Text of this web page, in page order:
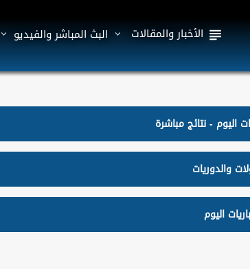
الأخبار والمقالات البث المباشر والفيديو
اليوم - نتائج مباشرة
والدوريات
اليوم